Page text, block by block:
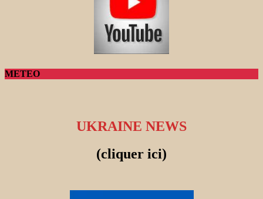
METEO
UKRAINE NEWS
(cliquer ici)